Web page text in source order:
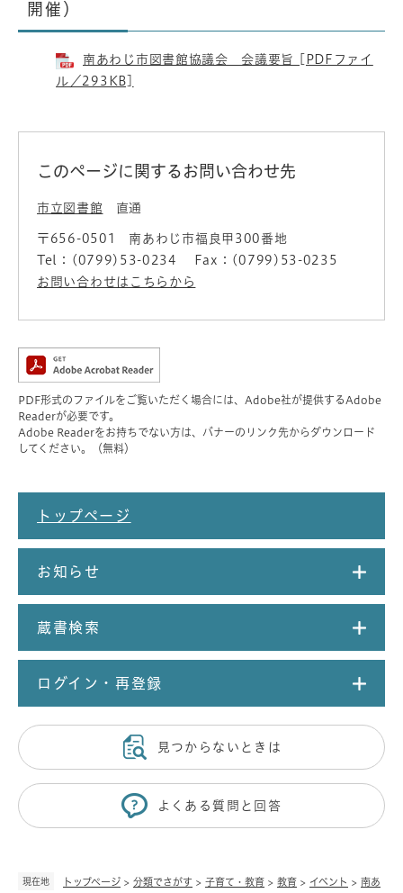
現在地 トップページ > 分類でさがす > 子育て・教育 > 教育 > イベント > 南あ
開催）
南あわじ市図書館協議会 会議要旨 [PDFファイ
ル／293KB]
このページに関するお問い合わせ先
市立図書館 直通
〒656-0501
南あわじ市福良甲300番地
Tel：(0799)53-0234
Fax：(0799)53-0235
お問い合わせはこちらから
PDF形式のファイルをご覧いただく場合には、Adobe社が提供するAdobe
Readerが必要です。
Adobe Readerをお持ちでない方は、バナーのリンク先からダウンロード
してください。（無料）
トップページ
お知らせ
蔵書検索
ログイン・再登録
見つからないときは
よくある質問と回答